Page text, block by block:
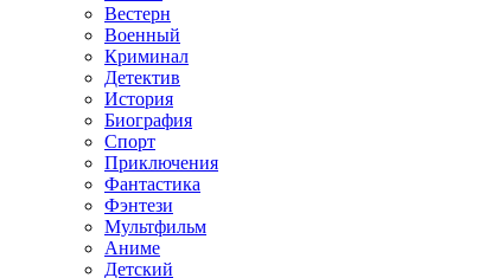
Вестерн
Военный
Криминал
Детектив
История
Биография
Спорт
Приключения
Фантастика
Фэнтези
Мультфильм
Аниме
Детский